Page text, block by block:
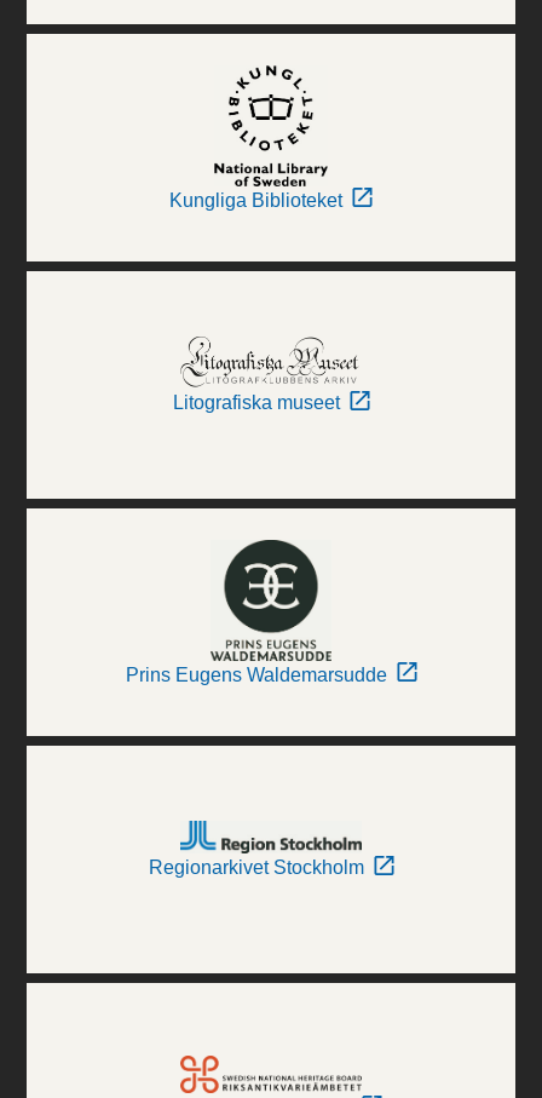
Kungliga Biblioteket
Litografiska museet
Prins Eugens Waldemarsudde
Regionarkivet Stockholm